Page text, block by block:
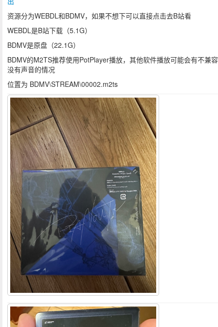
资源分为WEBDL和BDMV，如果不想下可以直接点击去B站看
WEBDL是B站下载（5.1G）
BDMV是原盘（22.1G）
BDMV的M2TS推荐使用PotPlayer播放，其他软件播放可能会有不兼
没有声音的情况
位置为 BDMV\STREAM\00002.m2ts